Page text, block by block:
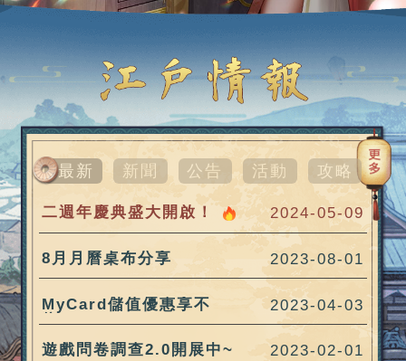
最新 新聞 公告 活動 攻略
二週年慶典盛大開啟！ 2024-05-09
8月月曆桌布分享 2023-08-01
MyCard儲值優惠享不
2023-04-03
遊戲問卷調查2.0開展中~ 2023-02-01